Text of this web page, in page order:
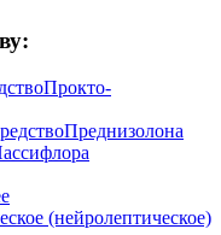
Прокто-
Преднизолона
(нейролептическое)